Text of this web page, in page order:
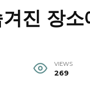
진 장
VIEWS
269